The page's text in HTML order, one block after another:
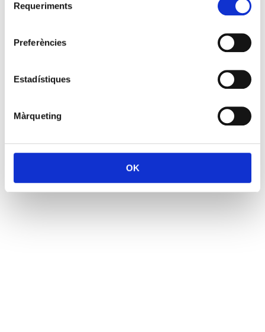
Requeriments
Preferències
Estadístiques
Màrqueting
OK